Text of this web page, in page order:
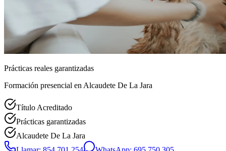
Prácticas reales garantizadas
Formación presencial en Alcaudete De La Jara
Título Acreditado
Prácticas garantizadas
Alcaudete De La Jara